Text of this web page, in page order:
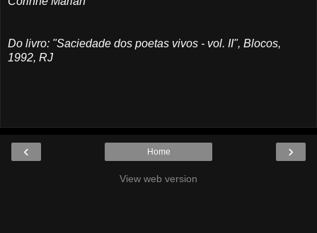
Do livro: "Saciedade dos poetas vivos - vol. II", Blocos,
1992, RJ
‹ ›
Home
View web version